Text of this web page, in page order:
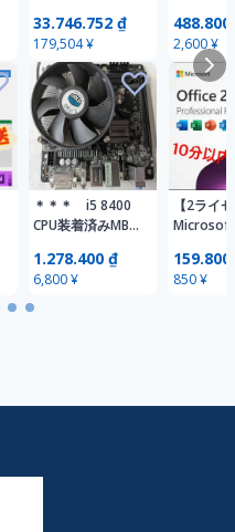
13インチ
MACBOOK AIR
M5 512GB
MDH74J/A シルバ
ーカラー
33.746.752 ₫
179,504 ¥
使用★プ
キー付き
料 匿名配
488.800
2,600 ¥
＊＊＊ i5 8400
CPU装着済みMB
及びその他パー
ツ ＊＊＊
1.278.400 ₫
6,800 ¥
【2ライ
2024 日
159.800
850 ¥